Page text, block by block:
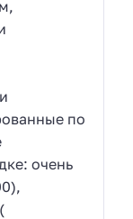
по
очень